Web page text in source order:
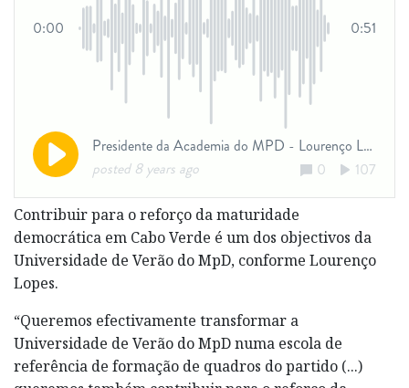
Contribuir para o reforço da maturidade
democrática em Cabo Verde é um dos objectivos da
Universidade de Verão do MpD, conforme Lourenço
Lopes.
“Queremos efectivamente transformar a
Universidade de Verão do MpD numa escola de
referência de formação de quadros do partido (...)